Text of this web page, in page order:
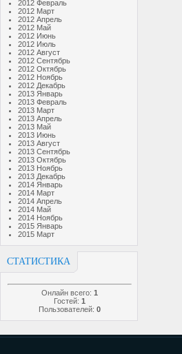
2012 Февраль
2012 Март
2012 Апрель
2012 Май
2012 Июнь
2012 Июль
2012 Август
2012 Сентябрь
2012 Октябрь
2012 Ноябрь
2012 Декабрь
2013 Январь
2013 Февраль
2013 Март
2013 Апрель
2013 Май
2013 Июнь
2013 Август
2013 Сентябрь
2013 Октябрь
2013 Ноябрь
2013 Декабрь
2014 Январь
2014 Март
2014 Апрель
2014 Май
2014 Ноябрь
2015 Январь
2015 Март
СТАТИСТИКА
Онлайн всего: 1
Гостей: 1
Пользователей: 0